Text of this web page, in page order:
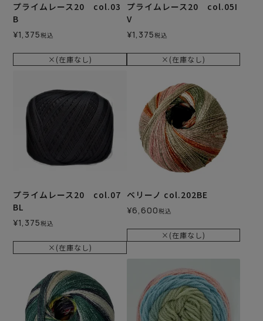
プライムレース20 col.03
B
¥1,375税込
×(在庫なし)
プライムレース20 col.05I
V
¥1,375税込
×(在庫なし)
プライムレース20 col.07
BL
¥1,375税込
×(在庫なし)
ベリーノ col.202BE
¥6,600税込
×(在庫なし)